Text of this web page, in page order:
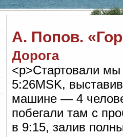
А. Попов.
Дорога
<р>Стартовали
5:26MSK,
машине — 4
побегали там с
в 9:15, залив